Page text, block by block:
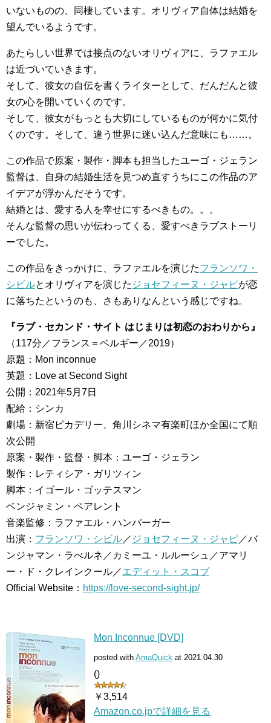
いないものの、同棲しています。オリヴィア自体は結婚を
望んでいるようです。
あたらしい世界では接点のないオリヴィアに、ラファエル
は近づいていきます。
そして、彼女の自伝を書くライターとして、だんだんと彼
女の心を開いていくのです。
そして、彼女がもっとも大切にしているものが何かに気付
くのです。そして、違う世界に迷い込んだ意味にも……。
この作品で原案・製作・脚本も担当したユーゴ・ジェラン
監督は、自身の結婚生活を見つめ直すうちにこの作品のア
イデアが浮かんだそうです。
結婚とは、愛する人を幸せにするべきもの。。。
そんな監督の思いが伝わってくる、愛すべきラブストーリ
ーでした。
この作品をきっかけに、ラファエルを演じたフランソワ・
シビルとオリヴィアを演じた ジョセフィーヌ・ジャピが恋
に落ちたというのも、さもありなんという感じですね。
『ラブ・セカンド・サイト はじまりは初恋のおわりから』
（117分／フランス＝ベルギー／2019）
原題：Mon inconnue
英題：Love at Second Sight
公開：2021年5月7日
配給：シンカ
劇場：新宿ピカデリー、角川シネマ有楽町ほか全国にて順
次公開
原案・製作・監督・脚本：ユーゴ・ジェラン
製作：レティシア・ガリツィン
脚本：イゴール・ゴッテスマン
ベンジャミン・ペアレント
音楽監修：ラファエル・ハンバーガー
出演： フランソワ・シビル／ ジョセフィーヌ・ジャピ／バ
ンジャマン・ラべルネ／カミーユ・ルルーシュ／アマリ
ー・ド・クレインクール／エディット・スコブ
Official Website： https://love-second-sight.jp/
Mon Inconnue [DVD]
posted with AmaQuick at 2021.04.30
()
￥3,514
Amazon.co.jpで詳細を見る